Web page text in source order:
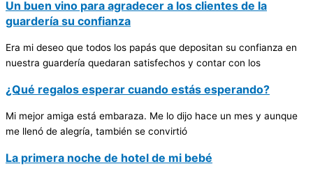
Un buen vino para agradecer a los clientes de la
guardería su confianza
Era mi deseo que todos los papás que depositan su confianza en
nuestra guardería quedaran satisfechos y contar con los
¿Qué regalos esperar cuando estás esperando?
Mi mejor amiga está embaraza. Me lo dijo hace un mes y aunque
me llenó de alegría, también se convirtió
La primera noche de hotel de mi bebé